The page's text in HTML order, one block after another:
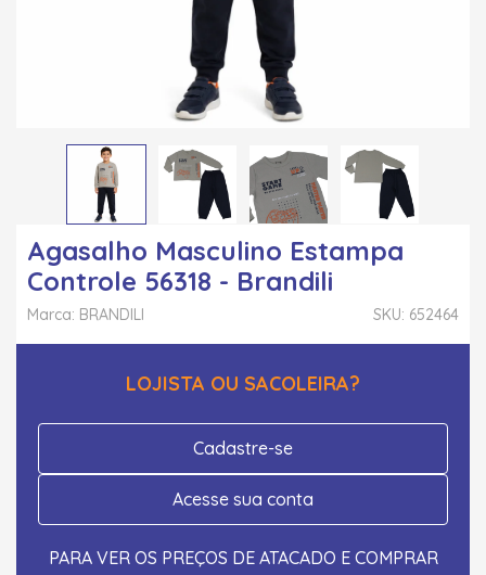
Agasalho Masculino Estampa
Controle 56318 - Brandili
SKU: 652464
Marca: BRANDILI
LOJISTA OU SACOLEIRA?
Cadastre-se
Acesse sua conta
PARA VER OS PREÇOS DE ATACADO E COMPRAR